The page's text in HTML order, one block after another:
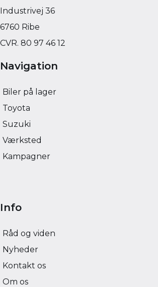
KONTANT (EKSKL. MOMS)
FINANSIERING (EKSKL.
MOMS)
Industrivej 36
6760 Ribe
CVR. 80 97 46 12
Navigation
Biler på lager
Toyota
Suzuki
Værksted
Kampagner
Info
Råd og viden
Nyheder
Kontakt os
Om os